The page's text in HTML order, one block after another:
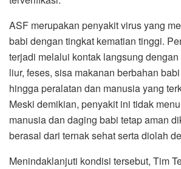
ASF merupakan penyakit virus yang
babi dengan tingkat kematian tinggi.
terjadi melalui kontak langsung
liur, feses, sisa makanan berbahan
hingga peralatan dan manusia yang
Meski demikian, penyakit ini tidak
manusia dan daging babi tetap aman
berasal dari ternak sehat serta diolah
Menindaklanjuti kondisi tersebut, Tim